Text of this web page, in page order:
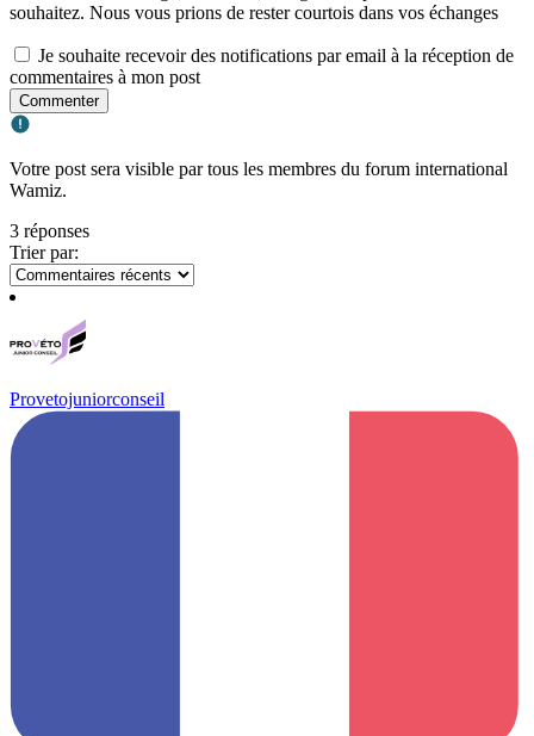
souhaitez. Nous vous prions de rester courtois dans vos échanges
Je souhaite recevoir des notifications par email à la réception de
commentaires à mon post
Commenter
Votre post sera visible par tous les membres du forum international
Wamiz.
3 réponses
Trier par:
Provetojuniorconseil